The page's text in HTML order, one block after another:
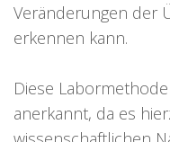
Veränderungen der
erkennen kann.
Diese
anerkannt, da es